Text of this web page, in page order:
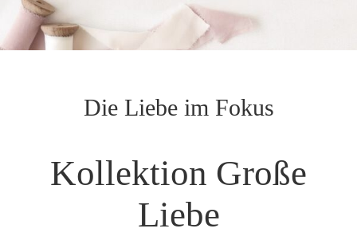
Die Liebe im Fokus
Kollektion Große
Liebe